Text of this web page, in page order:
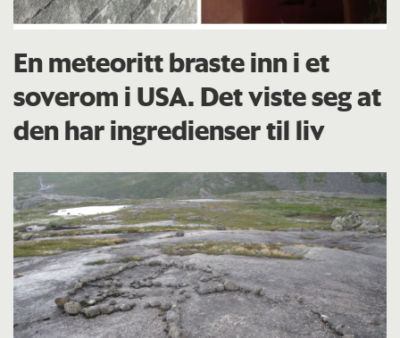
En meteoritt braste inn i et
soverom i USA. Det viste seg at
den har ingredienser til liv